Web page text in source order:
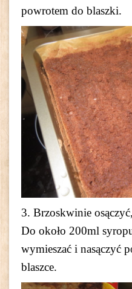
powrotem do blaszki.
3. Brzoskwinie
Do około 200ml
wymieszać i nasączyć
blaszce.